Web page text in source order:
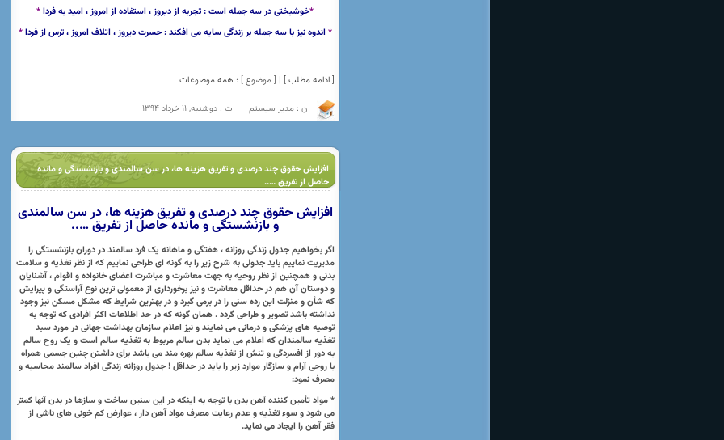
*خوشبختی در سه جمله است : تجربه از دیروز ، استفاده از امروز ، امید به فردا*
*اندوه نیز با سه جمله بر زندگی سایه می افکند : حسرت دیروز ، اتلاف امروز ، ترس از فردا*
[ ادامه مطلب ] | [ موضوع ] : همه موضوعات
ن : مدیر سیستم ت : دوشنبه, 11 خرداد 1394
افزایش حقوق چند درصدی و تفریق هزینه ها، در سن سالمندی و بازنشستگی و مانده
حاصل از تفریق …..
افزایش حقوق چند درصدی و تفریق هزینه ها، در سن سالمندی
و بازنشستگی و مانده حاصل از تفریق …..
اگر بخواهیم جدول زندگی روزانه ، هفتگی و ماهانه یک فرد سالمند در دوران بازنشستگی را
مدیریت نماییم باید جدولی به شرح زیر را به گونه ای طراحی نماییمکه از نظر تغذیه و سلامت
بدنی و همچنین از نظر روحیه به جهت معاشرت و مباشرت اعضای خانواده و اقوام ، آشنایان
و دوستان آن هم در حداقل معاشرت و نیز برخورداری از معمولی ترین نوع آراستگی و پیرایش
که شأن و منزلت این رده سنی را در برمی گیرد و در بهترین شرایط که مشکل مسکن نیز وجود
نداشته باشد تصویر و طراحی گردد . همان گونه که در حد اطلاعات اکثر افرادی که توجه به
توصیه های پزشکی و درمانی می نمایند و نیز اعلام سازمان بهداشت جهانی در مورد سبد
تغذیه سالمندان که اعلام می نماید بدن سالم مربوط به تغذیه سالم است و یک روح سالم
به دور از افسردگی و تنش از تغذیه سالم بهره مند می باشد برای داشتن چنین جسمی همراه
با روحی آرام و سازگار موارد زیر را باید در حداقل ! جدول روزانه زندگی افراد سالمند محاسبه و
مصرف نمود:
* مواد تأمین کننده آهن بدن با توجه به اینکه در این سنین ساخت و سازها در بدن آنها کمتر
می شود و سوء تغذیه و عدم رعایت مصرف مواد آهن دار ، عوارض کم خونی های ناشی از
فقر آهن را ایجاد می نماید.